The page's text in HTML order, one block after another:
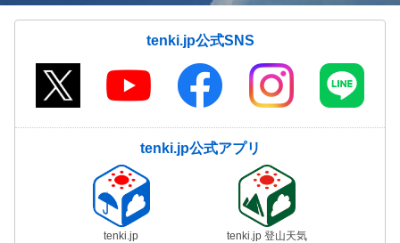
tenki.jp公式SNS
tenki.jp公式アプリ
tenki.jp tenki.jp 登山天気